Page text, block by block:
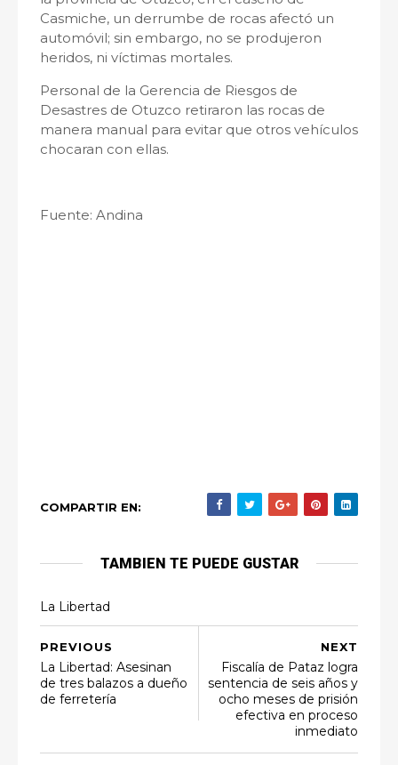
Casmiche, un derrumbe de rocas afectó un
automóvil; sin embargo, no se produjeron
heridos, ni víctimas mortales.
Personal de la Gerencia de Riesgos de
Desastres de Otuzco retiraron las rocas de
manera manual para evitar que otros vehículos
chocaran con ellas.
Fuente: Andina
COMPARTIR EN:
TAMBIEN TE PUEDE GUSTAR
La Libertad
NEXT
Fiscalía de Pataz logra
sentencia de seis años y
ocho meses de prisión
efectiva en proceso
inmediato
PREVIOUS
La Libertad: Asesinan
de tres balazos a dueño
de ferretería